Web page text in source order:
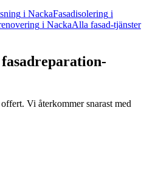
i NackaFasadisolering i
i NackaAlla fasad-tjänster
fasadreparation-
Vi återkommer snarast med